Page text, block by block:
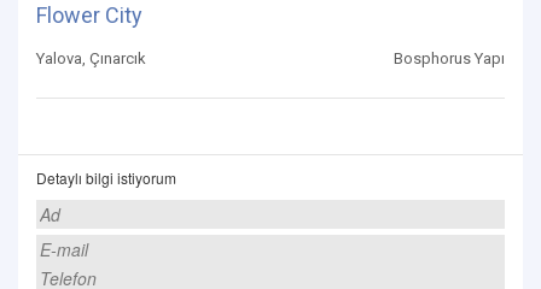
Flower City
Yalova, Çınarcık Bosphorus Yapı
Detaylı bilgi istiyorum